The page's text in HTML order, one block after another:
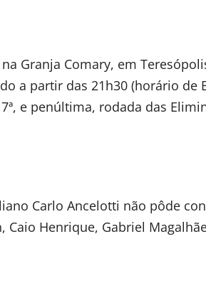
Granja Comary, em
a partir das 21h30 (horário de
e penúltima, rodada das
Carlo Ancelotti não pôde
Henrique, Gabriel